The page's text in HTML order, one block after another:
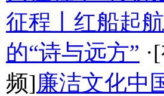
征程丨红船起
的“诗与远方”
频]廉洁文化中